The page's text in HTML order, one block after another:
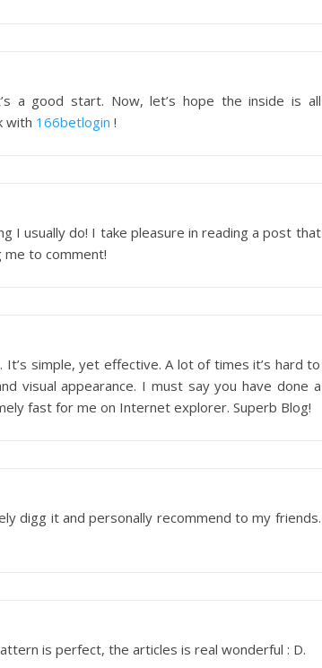
a good start. Now, let’s hope the inside is all
with 166betlogin !
I usually do! I take pleasure in reading a post that
me to comment!
simple, yet effective. A lot of times it’s hard to
visual appearance. I must say you have done a
fast for me on Internet explorer. Superb Blog!
digg it and personally recommend to my friends.
is perfect, the articles is real wonderful : D.